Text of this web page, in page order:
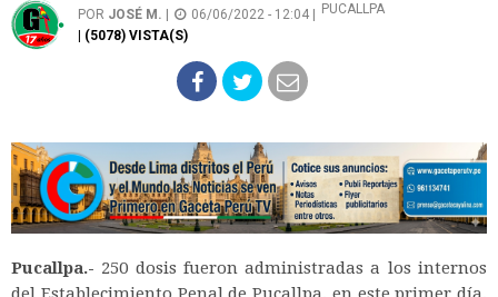
POR JOSÉ M. 06/06/2022 - 12:04 |
PUCALLPA
| (5078) VISTA(S)
Pucallpa.- 250 dosis fueron administradas a los internos